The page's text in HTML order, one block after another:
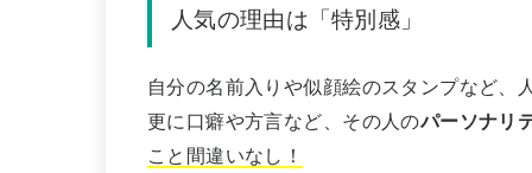
人気の理由は「特別感」
自分の名前入りや似顔絵のスタンプなど、
更に口癖や方言など、その人のパーソナリ
こと間違いなし！